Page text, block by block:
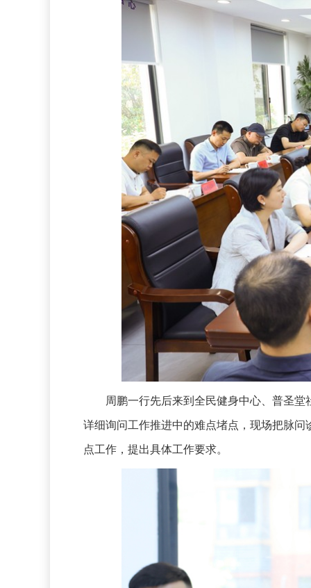
周鹏一行先后来到全民健身中心、普圣堂
详细询问工作推进中的难点堵点，现场把脉
点工作，提出具体工作要求。